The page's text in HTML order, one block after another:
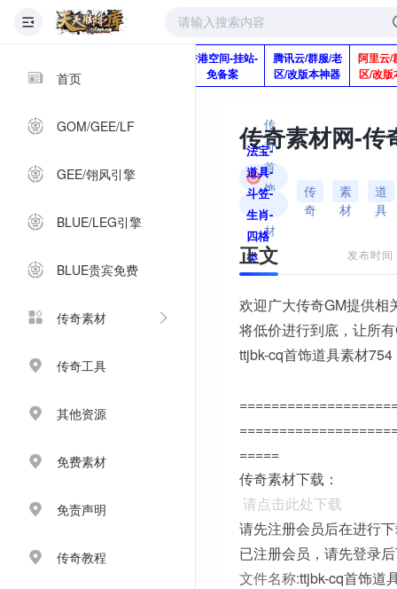
首页
GOM/GEE/LF
GEE/翎风引擎
BLUE/LEG引擎
BLUE贵宾免费
传奇素材
传奇工具
其他资源
免费素材
免责声明
传奇教程
Q920992345
香港空间-挂站-
免备案
腾讯云/群服/老
区/改版本神器
阿里云/
区/改版
传
奇
首
饰
素
材
法宝-
道具-
斗笠-
生肖-
四格
类
传
奇
素
材
道
具
正文 发布时
欢迎广大传奇GM提供相
将低价进行到底，让所
ttjbk-cq首饰道具素材754
=====
传奇素材下载：
请点击此处下载
请先注册会员后在进行
已注册会员，请先登录
文件名称:ttjbk-cq首饰道